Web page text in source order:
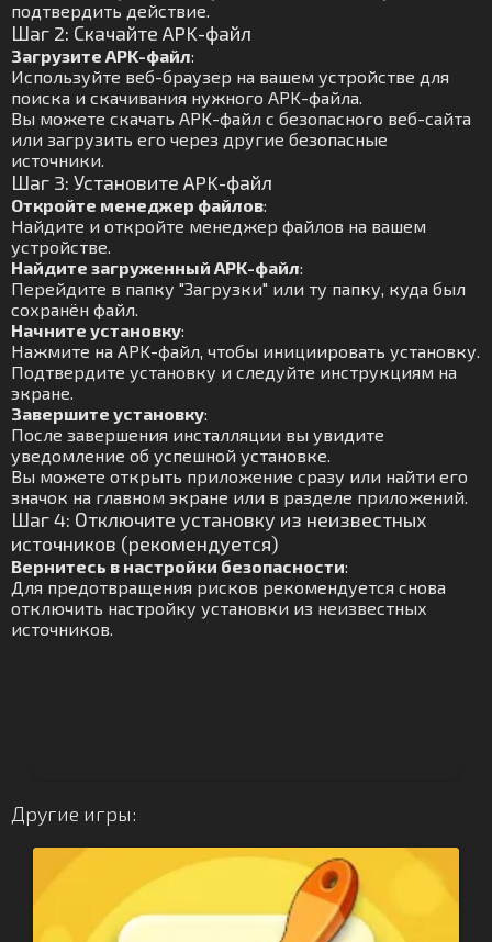
подтвердить действие.
Шаг 2: Скачайте APK-файл
Загрузите APK-файл:
Используйте веб-браузер на вашем устройстве для
поиска и скачивания нужного APK-файла.
Вы можете скачать APK-файл с безопасного веб-сайта
или загрузить его через другие безопасные
источники.
Шаг 3: Установите APK-файл
Откройте менеджер файлов:
Найдите и откройте менеджер файлов на вашем
устройстве.
Найдите загруженный APK-файл:
Перейдите в папку "Загрузки" или ту папку, куда был
сохранён файл.
Начните установку:
Нажмите на APK-файл, чтобы инициировать установку.
Подтвердите установку и следуйте инструкциям на
экране.
Завершите установку:
После завершения инсталляции вы увидите
уведомление об успешной установке.
Вы можете открыть приложение сразу или найти его
значок на главном экране или в разделе приложений.
Шаг 4: Отключите установку из неизвестных
источников (рекомендуется)
Вернитесь в настройки безопасности:
Для предотвращения рисков рекомендуется снова
отключить настройку установки из неизвестных
источников.
Другие игры: